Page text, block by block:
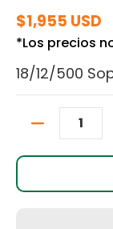
$1,955 USD
*Los precios
18/12/500